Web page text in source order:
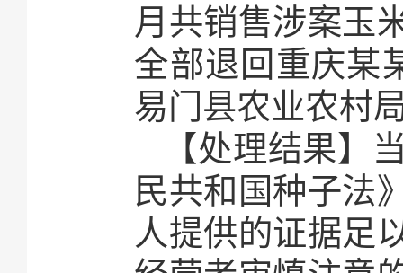
月共销售涉案玉
全部退回重庆某
易门县农业农村
【处理结果】
民共和国种子法
人提供的证据足